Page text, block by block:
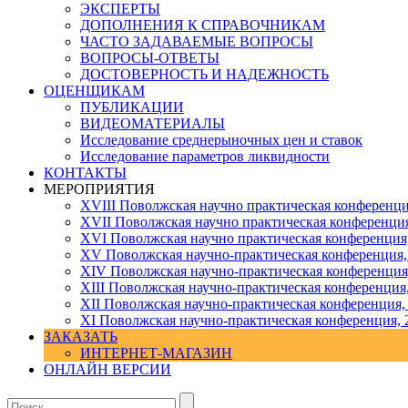
ЭКСПЕРТЫ
ДОПОЛНЕНИЯ К СПРАВОЧНИКАМ
ЧАСТО ЗАДАВАЕМЫЕ ВОПРОСЫ
ВОПРОСЫ-ОТВЕТЫ
ДОСТОВЕРНОСТЬ И НАДЕЖНОСТЬ
ОЦЕНЩИКАМ
ПУБЛИКАЦИИ
ВИДЕОМАТЕРИАЛЫ
Исследование среднерыночных цен и ставок
Исследование параметров ликвидности
КОНТАКТЫ
МЕРОПРИЯТИЯ
XVIII Поволжская научно практическая
XVII Поволжская научно практическая
XVI Поволжская научно практическая
ХV Поволжская научно-практическая
ХIV Поволжская научно-практическая
ХIII Поволжская научно-практическая
ХII Поволжская научно-практическая конференция,
XI Поволжская научно-практическая конференция,
ЗАКАЗАТЬ
ИНТЕРНЕТ-МАГАЗИН
ОНЛАЙН ВЕРСИИ